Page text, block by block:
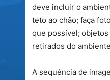
deve incluir o
teto ao chão; faça
que possível;
retirados do
A sequência de